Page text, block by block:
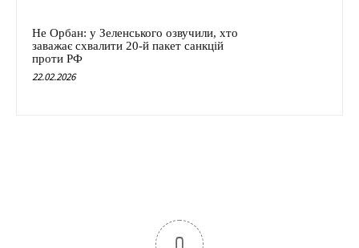
Не Орбан: у Зеленського озвучили, хто
заважає схвалити 20-й пакет санкцій
проти РФ
22.02.2026